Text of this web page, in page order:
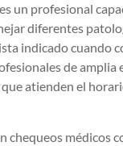
un profesional
diferentes
indicado cuando
de amplia
atienden el
chequeos médicos